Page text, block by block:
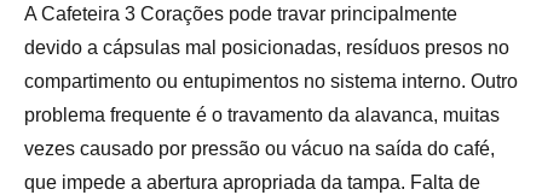
A Cafeteira 3 Corações pode travar principalmente
devido a cápsulas mal posicionadas, resíduos presos no
compartimento ou entupimentos no sistema interno. Outro
problema frequente é o travamento da alavanca, muitas
vezes causado por pressão ou vácuo na saída do café,
que impede a abertura apropriada da tampa. Falta de